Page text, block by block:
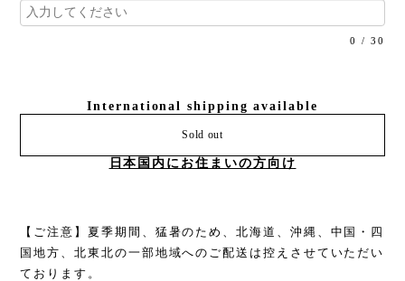
0 / 30
International shipping available
Sold out
日本国内にお住まいの方向け
【ご注意】夏季期間、猛暑のため、北海道、沖縄、中国・四
国地方、北東北の一部地域へのご配送は控えさせていただい
ております。